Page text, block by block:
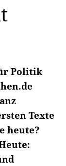
Politik
Texte
heute?